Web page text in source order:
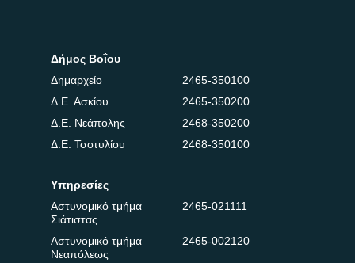
Δήμος Βοΐου
Δημαρχείο
2465-350100
Δ.Ε. Ασκίου
2465-350200
Δ.Ε. Νεάπολης
2468-350200
Δ.Ε. Τσοτυλίου
2468-350100
Υπηρεσίες
Αστυνομικό τμήμα
Σιάτιστας
2465-021111
Αστυνομικό τμήμα
Νεαπόλεως
2465-002120